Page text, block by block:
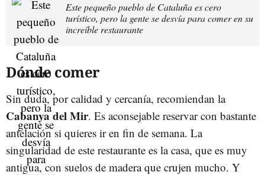
Este pequeño pueblo de Cataluña es cero
turístico, pero la gente se desvía para comer en su
increíble restaurante
Dónde comer
Sin duda, por calidad y cercanía, recomiendan la
Cabanya del Mir. Es aconsejable reservar con bastante
antelación si quieres ir en fin de semana. La
singularidad de este restaurante es la casa, que es muy
antigua, con suelos de madera que crujen mucho. Y